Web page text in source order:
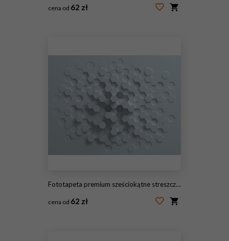
cena od 62 zł
Fototapeta premium sześciokątne streszczenie tło 3d
cena od 62 zł